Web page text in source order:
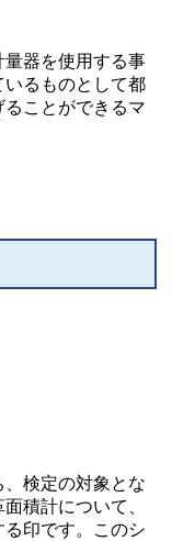
器を使⽤する事
るものとして都
ことができるマ
検定の対象とな
積計について、
印です。このシ